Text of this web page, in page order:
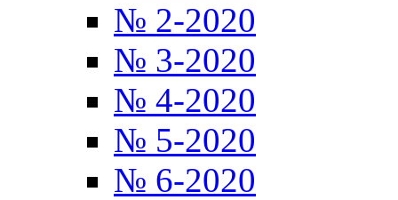
№ 2-2020
№ 3-2020
№ 4-2020
№ 5-2020
№ 6-2020